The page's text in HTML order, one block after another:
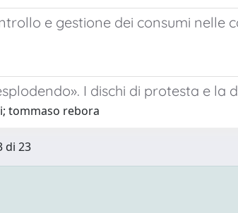
e gestione dei consumi
I dischi di protesta e la
tommaso rebora
di 23